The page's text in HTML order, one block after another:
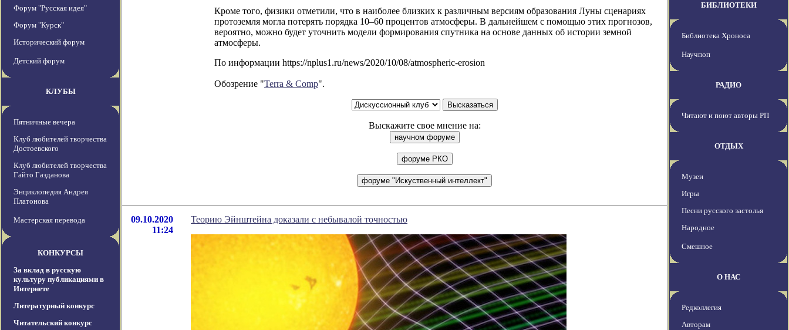
Форум "Русская идея"
Форум "Курск"
Исторический форум
Детский форум
КЛУБЫ
Пятничные вечера
Клуб любителей творчества
Достоевского
Клуб любителей творчества
Гайто Газданова
Энциклопедия Андрея
Платонова
Мастерская перевода
КОНКУРСЫ
За вклад в русскую
культуру публикациями в
Интернете
Литературный конкурс
Читательский конкурс
Кроме того, физики отметили, что в наиболее близких к различным версиям образования Луны сценариях
протоземля могла потерять порядка 10–60 процентов атмосферы. В дальнейшем с помощью этих прогнозов,
вероятно, можно будет уточнить модели формирования спутника на основе данных об истории земной
атмосферы.
По информации https://nplus1.ru/news/2020/10/08/atmospheric-erosion
Обозрение "Terra & Comp".
Выскажите свое мнение на:
09.10.2020
11:24
Теорию Эйнштейна доказали с небывалой точностью
БИБЛИОТЕКИ
Библиотека Хроноса
Научпоп
РАДИО
Читают и поют авторы РП
ОТДЫХ
Музеи
Игры
Песни русского застолья
Народное
Смешное
О НАС
Редколлегия
Авторам